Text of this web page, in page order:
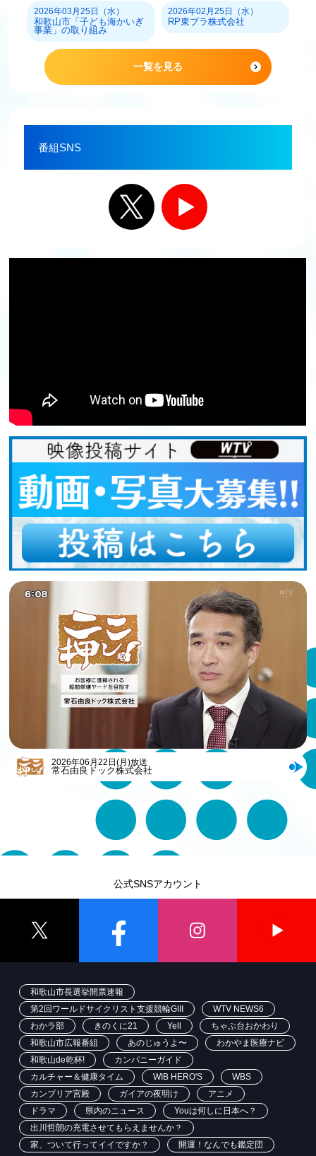
2026年03月25日（水）
和歌山市「子ども海かいぎ
事業」の取り組み
2026年02月25日（水）
RP東プラ株式会社
一覧を見る
番組SNS
2026年06月22日(月)放送
常石由良ドック株式会社
公式SNSアカウント
和歌山市長選挙開票速報
第2回ワールドサイクリスト支援競輪GIII
WTV NEWS6
わかラ部
きのくに21 Yell
ちゃぶ台おかわり
和歌山市広報番組
あのじゅうよ〜
わかやま医療ナビ
和歌山de乾杯!
カンパニーガイド
カルチャー＆健康タイム
WIB HERO'S
WBS
カンブリア宮殿
ガイアの夜明け
アニメ
ドラマ
県内のニュース
Youは何しに日本へ？
出川哲朗の充電させてもらえませんか？
家、ついて行ってイイですか？
開運！なんでも鑑定団